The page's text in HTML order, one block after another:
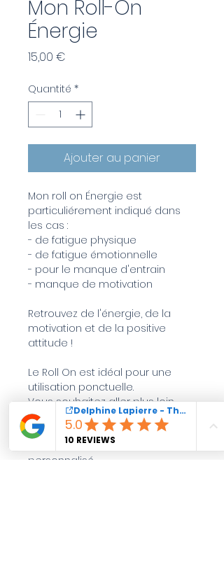
Mon Roll-On
Énergie
15,00 €
Quantité *
Ajouter au panier
Mon roll on Énergie est
particuliérement indiqué dans
les cas :
- de fatigue physique
- de fatigue émotionnelle
- pour le manque d'entrain
- manque de motivation
Retrouvez de l'énergie, de la
motivation et de la positive
attitude !
Le Roll On est idéal pour une
utilisation ponctuelle.
Vous souhaitez aller plus loin
réservez une séance de
Décodage Emotionnel et
recevez votre flacon ou roll-on
personnalisé.